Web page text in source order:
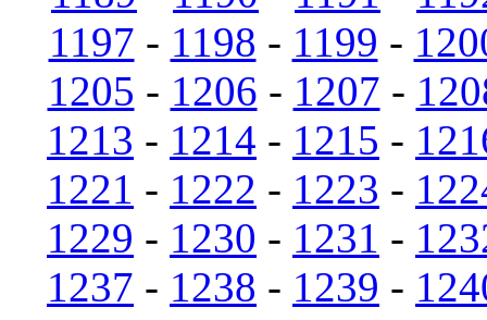
1197 - 1198 - 1199 -
1205 - 1206 - 1207 -
1213 - 1214 - 1215 -
1221 - 1222 - 1223 -
1229 - 1230 - 1231 -
1237 - 1238 - 1239 -